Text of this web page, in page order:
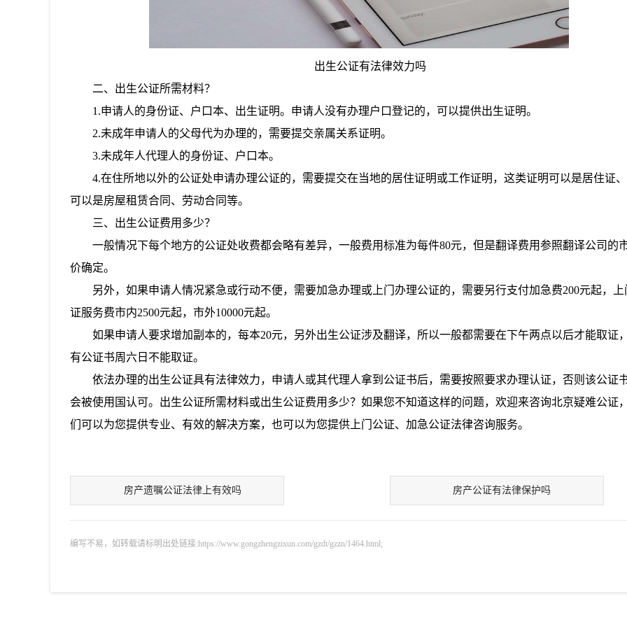
出生公证有法律效力吗
二、出生公证所需材料？
1.申请人的身份证、户口本、出生证明。申请人没有办理户口登记的，可以提供出生证明。
2.未成年申请人的父母代为办理的，需要提交亲属关系证明。
3.未成年人代理人的身份证、户口本。
4.在住所地以外的公证处申请办理公证的，需要提交在当地的居住证明或工作证明，这类证明可以是居住证
可以是房屋租赁合同、劳动合同等。
三、出生公证费用多少？
一般情况下每个地方的公证处收费都会略有差异，一般费用标准为每件80元，但是翻译费用参照翻译公司的
价确定。
另外，如果申请人情况紧急或行动不便，需要加急办理或上门办理公证的，需要另行支付加急费200元起，
证服务费市内2500元起，市外10000元起。
如果申请人要求增加副本的，每本20元，另外出生公证涉及翻译，所以一般都需要在下午两点以后才能取证
有公证书周六日不能取证。
依法办理的出生公证具有法律效力，申请人或其代理人拿到公证书后，需要按照要求办理认证，否则该公证
会被使用国认可。 出生公证所需材料或出生公证费用多少？如果您不知道这样的问题，欢迎来咨询北京疑难公证
们可以为您提供专业、有效的解决方案，也可以为您提供上门公证、加急公证法律咨询服务。
房产遗嘱公证法律上有效吗 房产公证有法律保护吗
编写不易，如转载请标明出处链接:https://www.gongzhengzixun.com/gzdt/gzzn/1464.html;